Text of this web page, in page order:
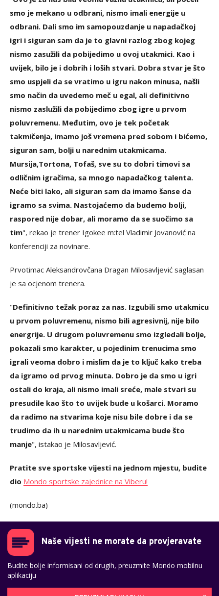
smo je mekano u odbrani, nismo imali energije u
odbrani. Dali smo im samopouzdanje u napadačkoj
igri i siguran sam da je to glavni razlog zbog kojeg
nismo zasužili da pobijedimo u ovoj utakmici. Kao i
uvijek, bilo je i dobrih i loših stvari. Dobra stvar je što
smo uspjeli da se vratimo u igru nakon minusa, našli
smo način da uvedemo meč u egal, ali definitivno
nismo zaslužili da pobijedimo zbog igre u prvom
poluvremenu. Međutim, ovo je tek početak
takmičenja, imamo još vremena pred sobom i bićemo,
siguran sam, bolji u narednim utakmicama.
Mursija,Tortona, Tofaš, sve su to dobri timovi sa
odličnim igračima, sa mnogo napadačkog talenta.
Neće biti lako, ali siguran sam da imamo šanse da
igramo sa svima. Nastojaćemo da budemo bolji,
raspored nije dobar, ali moramo da se suočimo sa
tim", rekao je trener Igokee m:tel Vladimir Jovanović na
konferenciji za novinare.
Prvotimac Aleksandrovčana Dragan Milosavljević saglasan
je sa ocjenom trenera.
"Definitivno težak poraz za nas. Izgubili smo utakmicu
u prvom poluvremenu, nismo bili agresivnij, nije bilo
energrije. U drugom poluvremenu smo izgledali bolje,
pokazali smo karakter, u pojedinim trenucima smo
igrali veoma dobro i mislim da je to ključ kako treba
da igramo od prvog minuta. Dobro je da smo u igri
ostali do kraja, ali nismo imali sreće, male stvari su
presudile kao što to uvijek bude u košarci. Moramo
da radimo na stvarima koje nisu bile dobre i da se
trudimo da ih u narednim utakmicama bude što
manje", istakao je Milosavljević.
Pratite sve sportske vijesti na jednom mjestu, budite
dio Mondo sportske zajednice na Viberu!
(mondo.ba)
Naše vijesti ne morate da provjeravate
Budite bolje informisani od drugih, preuzmite Mondo mobilnu
aplikaciju